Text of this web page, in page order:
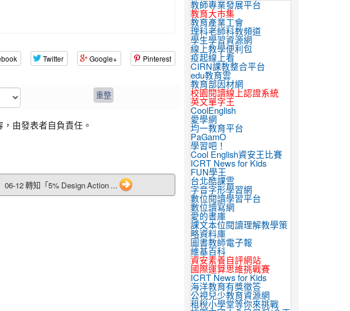
Twitter Google+ Pinterest
由發表者自負責任。
06-12 轉知「5% Design Action ...
教師專業發展平台
教育大市集
教育產業工會
理科老師科教頻道
學生學習資源網
線上教學便利包
疫起線上看
CIRN課教整合平台
edu教育雲
教育部因材網
校園閱讀線上認證系統
英文單字王
CoolEnglish
愛學網
均一教育平台
PaGamO
學習吧！
Cool English資安王比賽
ICRT News for Kids
FUN學王
台北酷課雲
字音字形學習網
數位閱讀學習平台
數位讀寫網
愛的書庫
課文本位閱讀理解教學策
略資料庫
圖書教師電子報
維基百科
資安素養自評網站
國際運算思維挑戰賽
ICRT News for Kids
海洋教育有獎徵答
公視兒少教育資源網
租稅小學堂等你來挑戰